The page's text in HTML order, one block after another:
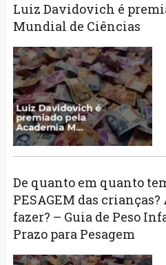
Luiz Davidovich é
Mundial de Ciências
De quanto em quanto
PESAGEM das
fazer? – Guia de Peso
Prazo para Pesagem